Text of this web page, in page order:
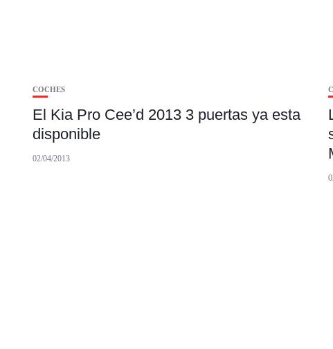
COCHES
El Kia Pro Cee’d 2013 3 puertas ya esta
disponible
02/04/2013